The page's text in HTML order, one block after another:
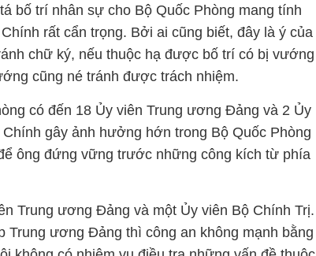
bố trí nhân sự cho Bộ Quốc Phòng mang tính
rất cẩn trọng. Bởi ai cũng biết, đây là ý của
chữ ký, nếu thuộc hạ được bố trí có bị vướng
cũng né tránh được trách nhiệm.
có đến 18 Ủy viên Trung ương Đảng và 2 Ủy
gây ảnh hưởng hớn trong Bộ Quốc Phòng
ông đứng vững trước những công kích từ phía
Trung ương Đảng và một Ủy viên Bộ Chính Trị.
Trung ương Đảng thì công an không mạnh bằng